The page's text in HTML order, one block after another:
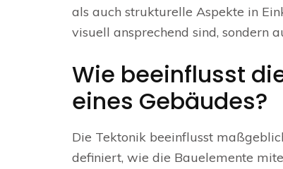
als auch strukturelle Aspekte in
visuell ansprechend sind, sondern
Wie beeinflusst
eines Gebäudes?
Die Tektonik beeinflusst
definiert, wie die Bauelemente